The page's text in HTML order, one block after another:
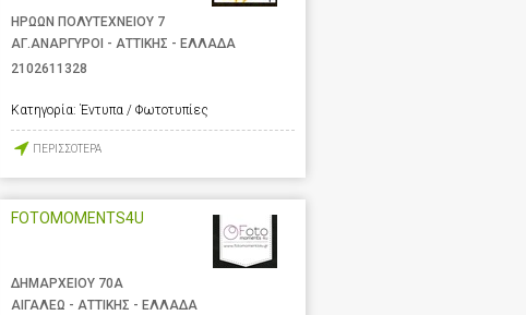
ΗΡΩΩΝ ΠΟΛΥΤΕΧΝΕΙΟΥ 7
ΑΓ.ΑΝΑΡΓΥΡΟΙ - ΑΤΤΙΚΗΣ - ΕΛΛΑΔΑ
2102611328
Κατηγορία: Έντυπα / Φωτοτυπίες
ΠΕΡΙΣΣΟΤΕΡΑ
FOTOMOMENTS4U
ΔΗΜΑΡΧΕΙΟΥ 70Α
ΑΙΓΑΛΕΩ - ΑΤΤΙΚΗΣ - ΕΛΛΑΔΑ